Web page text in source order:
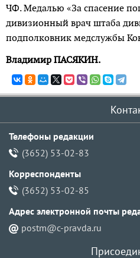
ЧФ. Медалью «За спасение
дивизионный врач штаба
подполковник медслужбы
Владимир ПАСЯКИН.
Телефоны редакции
(3652) 53-02-83
Корреспонденты
(3652) 53-02-85
Адрес электронной почты
postm@c-pravda.ru